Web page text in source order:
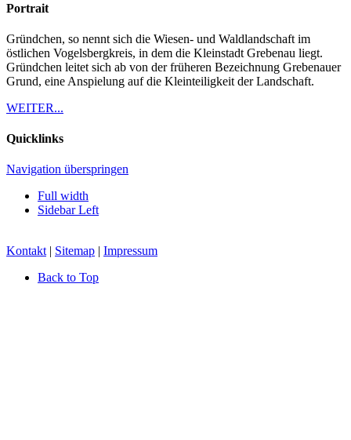
Portrait
Gründchen, so nennt sich die Wiesen- und Waldlandschaft im
östlichen Vogelsbergkreis, in dem die Kleinstadt Grebenau liegt.
Gründchen leitet sich ab von der früheren Bezeichnung Grebenauer
Grund, eine Anspielung auf die Kleinteiligkeit der Landschaft.
WEITER...
Quicklinks
Navigation überspringen
Full width
Sidebar Left
Kontakt | Sitemap | Impressum
Back to Top